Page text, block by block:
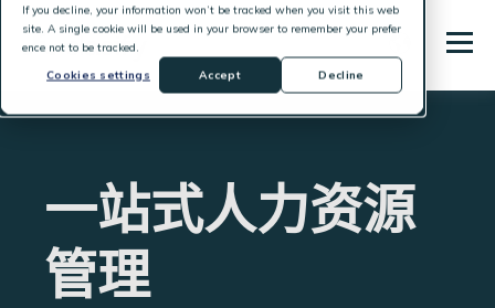
If you decline, your information won’t be tracked when you visit this web
site. A single cookie will be used in your browser to remember your prefer
ence not to be tracked.
Cookies settings
Accept Decline
一站式人力资源
管理